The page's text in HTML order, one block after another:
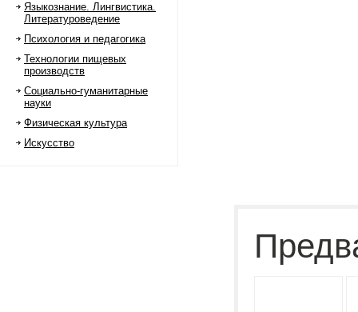
Языкознание. Лингвистика.
Литературоведение
Психология и педагогика
Технологии пищевых
производств
Социально-гуманитарные
науки
Физическая культура
Искусство